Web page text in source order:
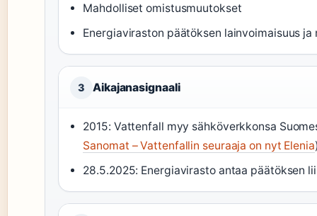
Mahdolliset omistusmuutokset
Energiaviraston päätöksen lainvoimaisuus
3 Aikajanasignaali
2015: Vattenfall myy sähköverkkonsa
Sanomat – Vattenfallin seuraaja on nyt Elenia
28.5.2025: Energiavirasto antaa päätöksen